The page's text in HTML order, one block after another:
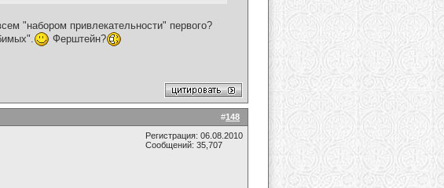
"набором привлекательности" первого?
Ферштейн?
#148
Регистрация: 06.08.2010
Сообщений: 35,707